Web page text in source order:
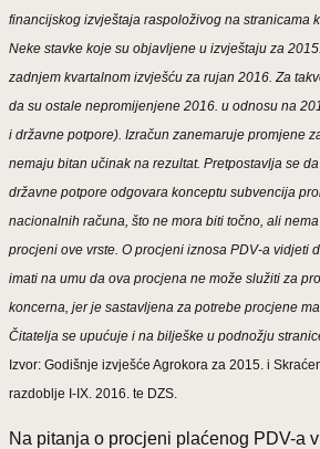
financijskog izvještaja raspoloživog na stranicama
Neke stavke koje su objavljene u izvještaju za
zadnjem kvartalnom izvješću za rujan 2016. Za
da su ostale nepromijenjene 2016. u odnosu na
i državne potpore). Izračun zanemaruje promjene
nemaju bitan učinak na rezultat. Pretpostavlja se
državne potpore odgovara konceptu subvencija
nacionalnih računa, što ne mora biti točno, ali
procjeni ove vrste. O procjeni iznosa PDV-a vidjeti
imati na umu da ova procjena ne može služiti za
koncerna, jer je sastavljena za potrebe procjene
Čitatelja se upućuje i na bilješke u podnožju
Izvor: Godišnje izvješće Agrokora za 2015. i
razdoblje I-IX. 2016. te DZS.
Na pitanja o procjeni plaćenog PDV-a